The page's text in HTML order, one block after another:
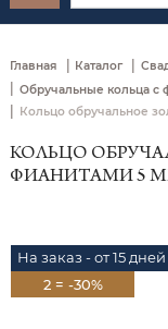
Главная | Каталог |
Обручальные кольца с
Кольцо обручальное
КОЛЬЦО
ФИАНИТАМИ 5 ММ
На заказ - от 15 дней
2 = -30%